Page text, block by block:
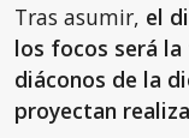
Tras asumir, el
los focos será
diáconos de la
proyectan